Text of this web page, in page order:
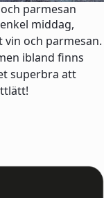
parmesan
middag,
vin och parmesan.
ibland finns
superbra att